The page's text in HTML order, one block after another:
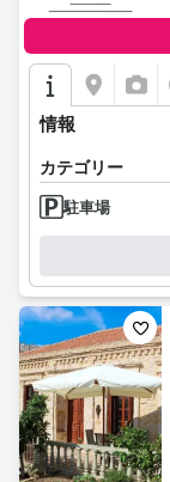
情報
カテゴリー
駐車場